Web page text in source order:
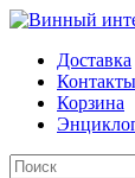
Доставка
Контакты
Корзина